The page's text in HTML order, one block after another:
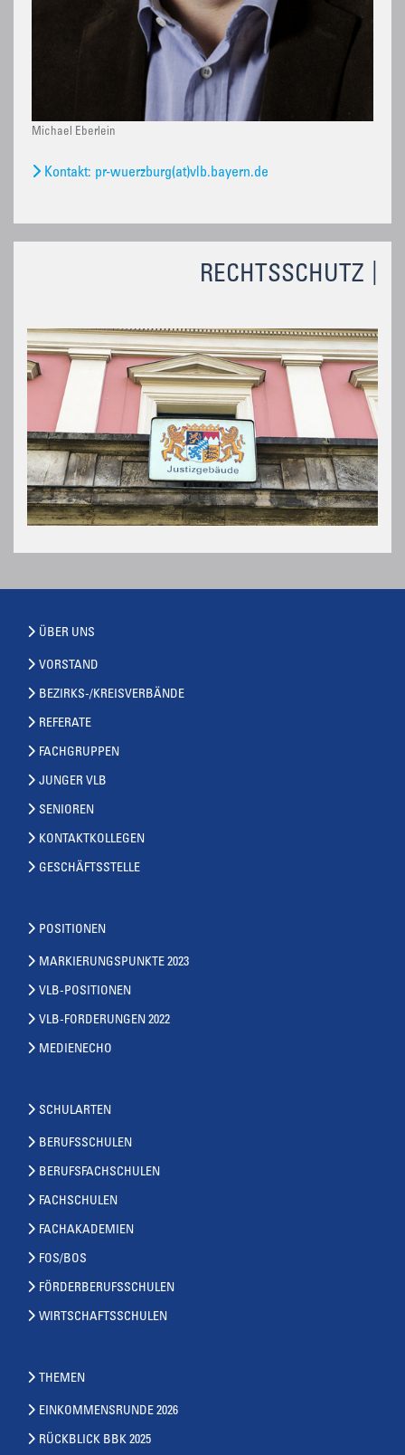
RECHTSSCHUTZ
Michael Eberlein
Kontakt: pr-wuerzburg(at)vlb.bayern.de
ÜBER UNS
VORSTAND
BEZIRKS-/KREISVERBÄNDE
REFERATE
FACHGRUPPEN
JUNGER VLB
SENIOREN
KONTAKTKOLLEGEN
GESCHÄFTSSTELLE
POSITIONEN
MARKIERUNGSPUNKTE 2023
VLB-POSITIONEN
VLB-FORDERUNGEN 2022
MEDIENECHO
SCHULARTEN
BERUFSSCHULEN
BERUFSFACHSCHULEN
FACHSCHULEN
FACHAKADEMIEN
FOS/BOS
FÖRDERBERUFSSCHULEN
WIRTSCHAFTSSCHULEN
THEMEN
EINKOMMENSRUNDE 2026
RÜCKBLICK BBK 2025